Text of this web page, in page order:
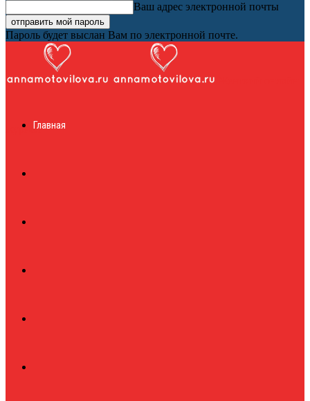
Ваш адрес электронной почты
Пароль будет выслан Вам по электронной почте.
журналГлавная